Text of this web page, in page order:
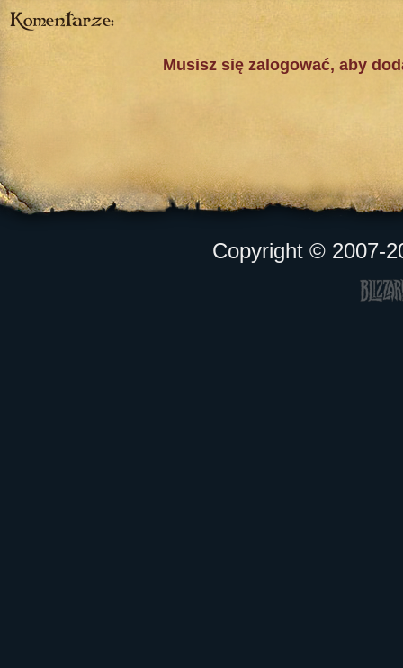
Komentarze:
Musisz się zalogować, aby
Copyright © 2007-